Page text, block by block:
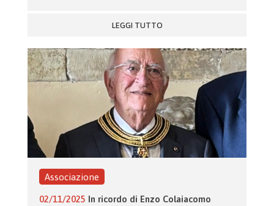
LEGGI TUTTO
Associazione
02/11/2025 In ricordo di Enzo Colaiacomo